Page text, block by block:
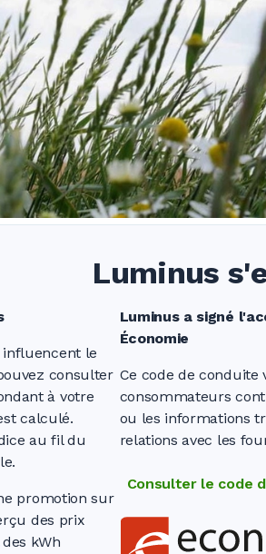
Luminus
le
consulter
à votre
calculé.
au fil du
promotion sur
des prix
kWh
Luminus a signé
Économie
Ce code de conduite
consommateurs
ou les informations
relations avec les
Consulter le code